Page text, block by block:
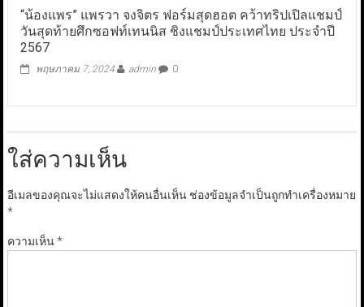
“น้องแพร” แพรวา จงจิตร ฟอร์มสุดฮอต คว้าทริปเปิลแชมป์
วันสุดท้ายศึกซอฟท์เทนนิส ชิงแชมป์ประเทศไทย ประจำปี
2567
พฤษภาคม 7, 2024 admin 0
ใส่ความเห็น
อีเมลของคุณจะไม่แสดงให้คนอื่นเห็น ช่องข้อมูลจำเป็นถูกทำเครื่องหมาย
*
ความเห็น*